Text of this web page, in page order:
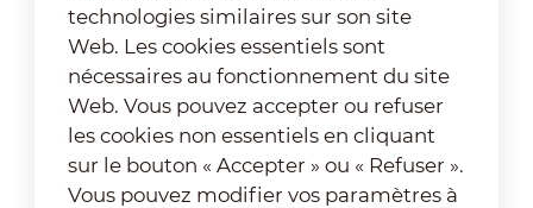
technologies similaires sur son site
Web. Les cookies essentiels sont
nécessaires au fonctionnement du site
Web. Vous pouvez accepter ou refuser
les cookies non essentiels en cliquant
sur le bouton « Accepter » ou « Refuser ».
Vous pouvez modifier vos paramètres à